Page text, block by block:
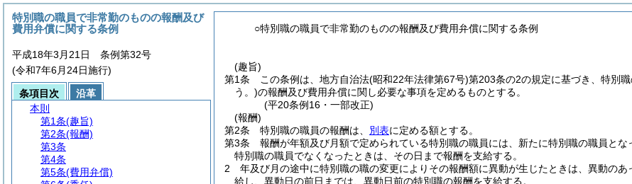
○特別職の職員で非常勤のものの報酬及び費用弁償に関する条例
(趣旨)
第1条
この条例は、地方自治法(昭和22年法律第67号)第203条の2の規定に基づき、特別
う。)の報酬及び費用弁償に関し必要な事項を定めるものとする。
(平20条例16・一部改正)
(報酬)
第2条
特別職の職員の報酬は、 別表に定める額とする。
第3条
報酬が年額及び月額で定められている特別職の職員には、新たに特別職の職員と
特別職の職員でなくなったときは、その日まで報酬を支給する。
2
年及び月の途中に特別職の職の変更によりその報酬額に異動が生じたときは、異動のあ
給し、異動日の前日までは、異動日前の特別職の報酬を支給する。
特別職の職員で非常勤のものの報酬及び
費用弁償に関する条例
平成18年3月21日 条例第32号
(令和7年6月24日施行)
条項目次
沿革
本則
第1条(趣旨)
第2条(報酬)
第3条
第4条
第5条(費用弁償)